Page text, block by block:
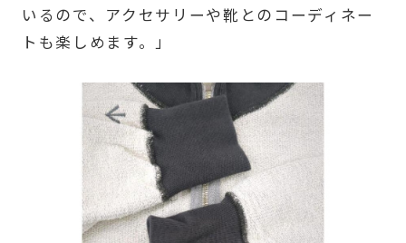
いるので、アクセサリーや靴とのコーディネー
トも楽しめます。」